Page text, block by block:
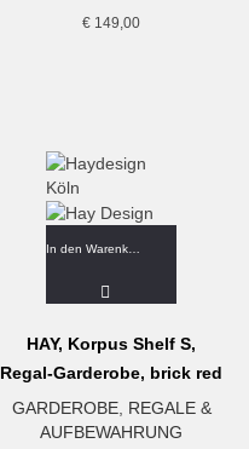
€ 149,00
In den Warenkorb
HAY, Korpus Shelf S,
Regal-Garderobe, brick red
GARDEROBE, REGALE &
AUFBEWAHRUNG